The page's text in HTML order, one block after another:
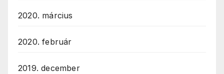
2020. március
2020. február
2019. december